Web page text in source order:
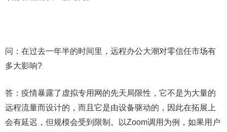
问：在过去一年半的时间里，远程办公大潮对零信任市场有
多大影响?
答：疫情暴露了虚拟专用网的先天局限性，它不是为大量的
远程流量而设计的，而且它是由设备驱动的，因此在拓展上
会有延迟，但规模会受到限制。以Zoom调用为例，如果用户